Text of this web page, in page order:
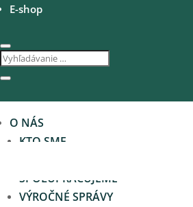
E-shop
O NÁS
KTO SME
SPOLUPRACUJEME
VÝROČNÉ SPRÁVY